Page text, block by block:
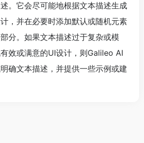
。它会尽可能地根据文本描述生成
，并在必要时添加默认或随机元素
分。如果文本描述过于复杂或模
效或满意的UI设计，则Galileo AI
确文本描述，并提供一些示例或建